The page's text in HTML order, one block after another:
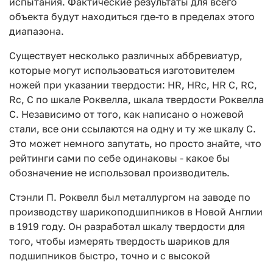
объекта будут находиться где-то в пределах этого
диапазона.
Существует несколько различных аббревиатур,
которые могут использоваться изготовителем
ножей при указании твердости: HR, HRc, HR C, RC,
Rc, C по шкале Роквелла, шкала твердости Роквелла
C. Независимо от того, как написано о ножевой
стали, все они ссылаются на одну и ту же шкалу С.
Это может немного запутать, но просто знайте, что
рейтинги сами по себе одинаковы - какое бы
обозначение не использовал производитель.
Стэнли П. Роквелл был металлургом на заводе по
производству шарикоподшипников в Новой Англии
в 1919 году. Он разработал шкалу твердости для
того, чтобы измерять твердость шариков для
подшипников быстро, точно и с высокой